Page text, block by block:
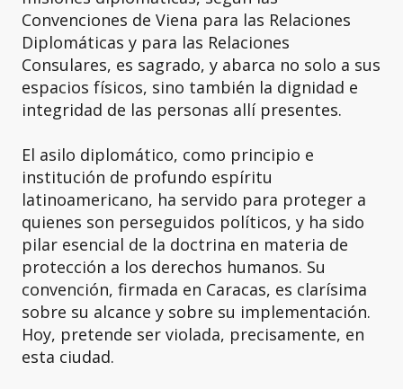
Convenciones de Viena para las Relaciones
Diplomáticas y para las Relaciones
Consulares, es sagrado, y abarca no solo a sus
espacios físicos, sino también la dignidad e
integridad de las personas allí presentes.
El asilo diplomático, como principio e
institución de profundo espíritu
latinoamericano, ha servido para proteger a
quienes son perseguidos políticos, y ha sido
pilar esencial de la doctrina en materia de
protección a los derechos humanos. Su
convención, firmada en Caracas, es clarísima
sobre su alcance y sobre su implementación.
Hoy, pretende ser violada, precisamente, en
esta ciudad.